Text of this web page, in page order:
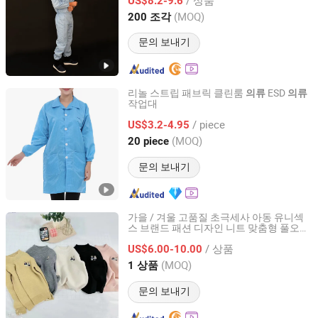
200 조각 (MOQ)
문의 보내기
Jiangsu, China 이후 2024
리놀 스트립 패브릭 클린룸 의류 ESD 의류
작업대
US$3.2-4.95 / piece
20 piece (MOQ)
문의 보내기
Shanghai Leenol Industrial Co., Ltd.
Shanghai, China 이후 2018
가을 / 겨울 고품질 초극세사 아동 유니섹
스 브랜드 패션 디자인 니트 맞춤형 풀오버
US$6.00-10.00 / 상품
1 상품 (MOQ)
문의 보내기
Mingteng Clothing Factory Ltd.
Guangdong, China 이후 2022